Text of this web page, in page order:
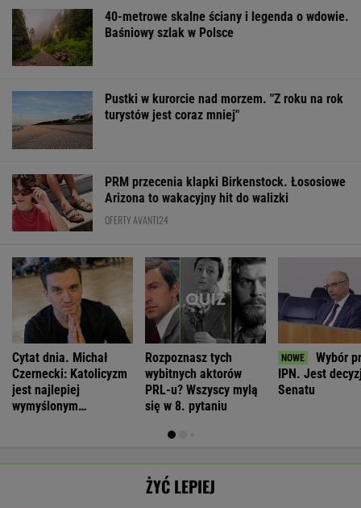
40-metrowe skalne ściany i legenda o wdowie.
Baśniowy szlak w Polsce
Pustki w kurorcie nad morzem. "Z roku na rok
turystów jest coraz mniej"
PRM przecenia klapki Birkenstock. Łososiowe
Arizona to wakacyjny hit do walizki
OFERTY AVANTI24
Cytat dnia. Michał
Czernecki: Katolicyzm
jest najlepiej
wymyślonym
Rozpoznasz tych
wybitnych aktorów
PRL-u? Wszyscy mylą
się w 8. pytaniu
Wybór
IPN. Jest
Senatu
ŻYĆ LEPIEJ